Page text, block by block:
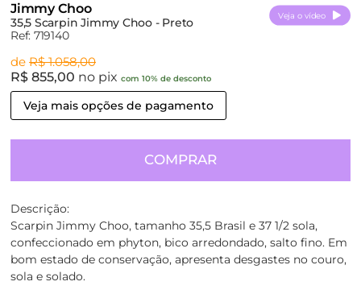
Jimmy Choo
35,5 Scarpin Jimmy Choo - Preto
Ref: 719140
Veja o vídeo
de R$ 1.058,00
R$ 855,00 no pix com 10% de desconto
Veja mais opções de pagamento
COMPRAR
Descrição:
Scarpin Jimmy Choo, tamanho 35,5 Brasil e 37 1/2 sola,
confeccionado em phyton, bico arredondado, salto fino. Em
bom estado de conservação, apresenta desgastes no couro,
sola e solado.